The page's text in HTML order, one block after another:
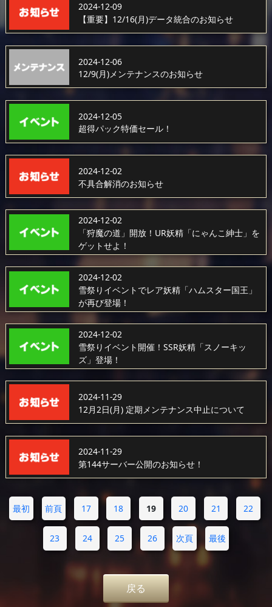
2024-12-09
【重要】12/16(月)データ統合のお知らせ
2024-12-06
12/9(月)メンテナンスのお知らせ
2024-12-05
超得パック特価セール！
2024-12-02
不具合解消のお知らせ
2024-12-02
「狩魔の道」開放！UR妖精「にゃんこ紳士」を
ゲットせよ！
2024-12-02
雪祭りイベントでレア妖精「ハムスター国王」
が再び登場！
2024-12-02
雪祭りイベント開催！SSR妖精「スノーキッ
ズ」登場！
2024-11-29
12月2日(月) 定期メンテナンス中止について
2024-11-29
第144サーバー公開のお知らせ！
最初 前頁 17 18 19 20 21 22
23 24 25 26 次頁 最後
戻る